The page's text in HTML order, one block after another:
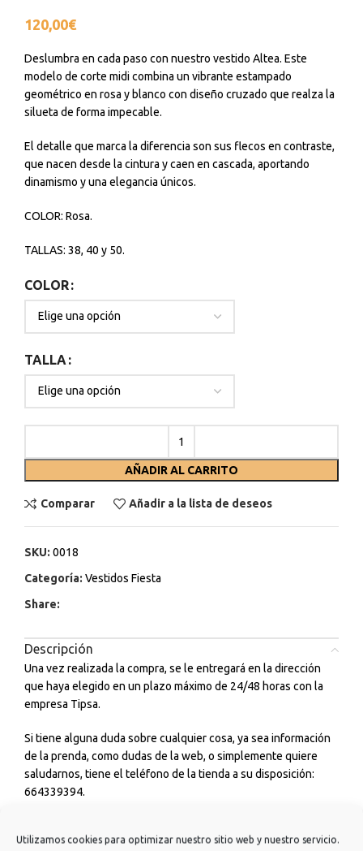
Utilizamos cookies para optimizar nuestro sitio web y nuestro servicio.
120,00€
Deslumbra en cada paso con nuestro vestido Altea. Este
modelo de corte midi combina un vibrante estampado
geométrico en rosa y blanco con diseño cruzado que realza la
silueta de forma impecable.
El detalle que marca la diferencia son sus flecos en contraste,
que nacen desde la cintura y caen en cascada, aportando
dinamismo y una elegancia únicos.
COLOR: Rosa.
TALLAS: 38, 40 y 50.
COLOR
TALLA
AÑADIR AL CARRITO
Comparar Añadir a la lista de deseos
SKU: 0018
Categoría: Vestidos Fiesta
Share:
Descripción
Una vez realizada la compra, se le entregará en la dirección
que haya elegido en un plazo máximo de 24/48 horas con la
empresa Tipsa.
Si tiene alguna duda sobre cualquier cosa, ya sea información
de la prenda, como dudas de la web, o simplemente quiere
saludarnos, tiene el teléfono de la tienda a su disposición:
664339394.
outfits diarios para ir a estudiar, trabajar, para tomarte un café